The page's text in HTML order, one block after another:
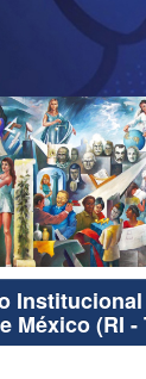
México (RI -